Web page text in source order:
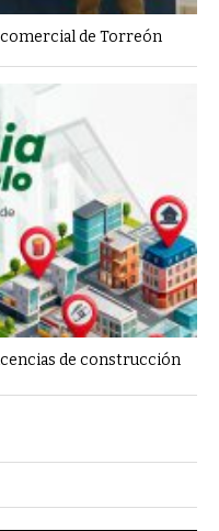
de Torreón
de construcción